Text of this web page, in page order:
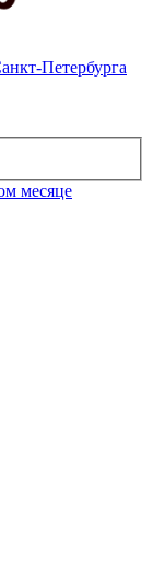
Петербурга
месяце